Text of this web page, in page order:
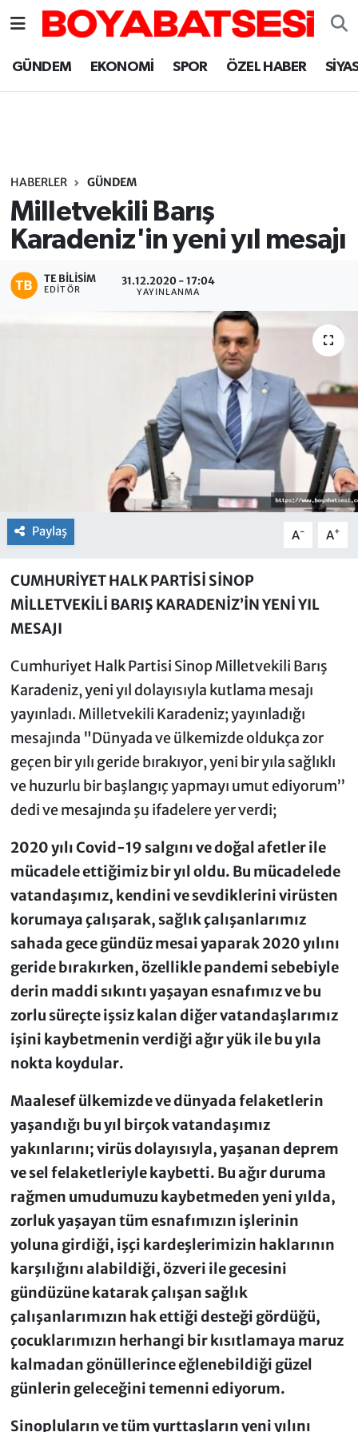
GÜNDEM EKONOMİ SPOR ÖZEL HABER
HABERLER GÜNDEM
Milletvekili Barış
Karadeniz'in yeni yıl mesajı
TE BILISIM
EDITÖR
31.12.2020 - 17:04
YAYINLANMA
Paylaş A- A+
CUMHURİYET HALK PARTİSİ SİNOP
MİLLETVEKİLİ BARIŞ KARADENİZ’İN YENİ YIL
MESAJI
Cumhuriyet Halk Partisi Sinop Milletvekili Barış
Karadeniz, yeni yıl dolayısıyla kutlama mesajı
yayınladı. Milletvekili Karadeniz; yayınladığı
mesajında "Dünyada ve ülkemizde oldukça zor
geçen bir yılı geride bırakıyor, yeni bir yıla sağlıklı
ve huzurlu bir başlangıç yapmayı umut ediyorum’’
dedi ve mesajında şu ifadelere yer verdi;
2020 yılı Covid-19 salgını ve doğal afetler ile
mücadele ettiğimiz bir yıl oldu. Bu mücadelede
vatandaşımız, kendini ve sevdiklerini virüsten
korumaya çalışarak, sağlık çalışanlarımız
sahada gece gündüz mesai yaparak 2020 yılını
geride bırakırken, özellikle pandemi sebebiyle
derin maddi sıkıntı yaşayan esnafımız ve bu
zorlu süreçte işsiz kalan diğer vatandaşlarımız
işini kaybetmenin verdiği ağır yük ile bu yıla
nokta koydular.
Maalesef ülkemizde ve dünyada felaketlerin
yaşandığı bu yıl birçok vatandaşımız
yakınlarını; virüs dolayısıyla, yaşanan deprem
ve sel felaketleriyle kaybetti. Bu ağır duruma
rağmen umudumuzu kaybetmeden yeni yılda,
zorluk yaşayan tüm esnafımızın işlerinin
yoluna girdiği, işçi kardeşlerimizin haklarının
karşılığını alabildiği, özveri ile gecesini
gündüzüne katarak çalışan sağlık
çalışanlarımızın hak ettiği desteği gördüğü,
çocuklarımızın herhangi bir kısıtlamaya maruz
kalmadan gönüllerince eğlenebildiği güzel
günlerin geleceğini temenni ediyorum.
Sinopluların ve tüm yurttaşların yeni yılını
Sinop Nöbetçi Eczaneler
Sinop Trafik Yoğunluk Haritası
Süper Lig Puan Durumu ve Fikstür